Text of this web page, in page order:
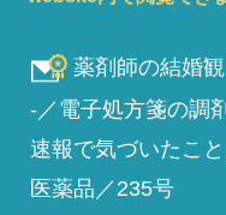
薬剤師の結婚
-／電子処方箋の調
速報で気づいたこ
医薬品／235号